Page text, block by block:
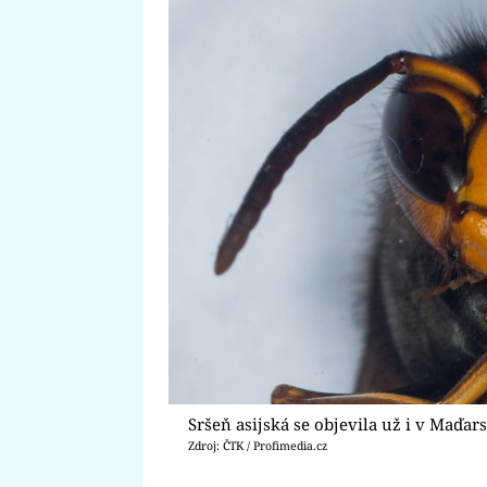
Sršeň asijská se objevila už i v
Zdroj: ČTK / Profimedia.cz